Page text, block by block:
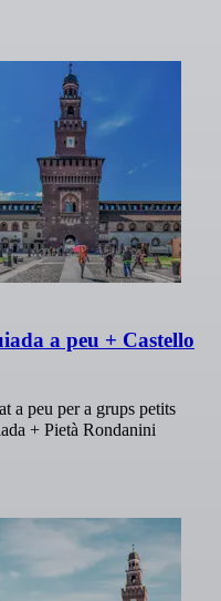
a peu + Castello
a peu per a grups petits
+ Pietà Rondanini